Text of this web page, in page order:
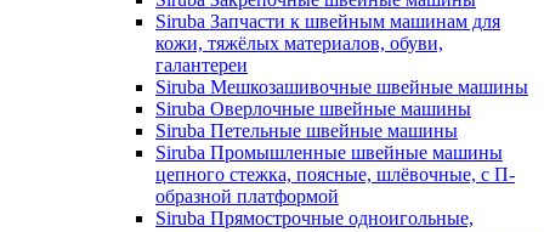
Siruba Запчасти к швейным машинам для
кожи, тяжёлых материалов, обуви,
галантереи
Siruba Мешкозашивочные швейные машины
Siruba Оверлочные швейные машины
Siruba Петельные швейные машины
Siruba Промышленные швейные машины
цепного стежка, поясные, шлёвочные, с П-
образной платформой
Siruba Прямострочные одноигольные,